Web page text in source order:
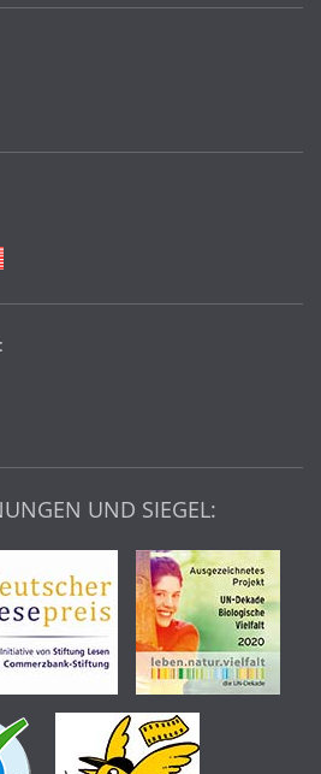
UND SIEGEL: